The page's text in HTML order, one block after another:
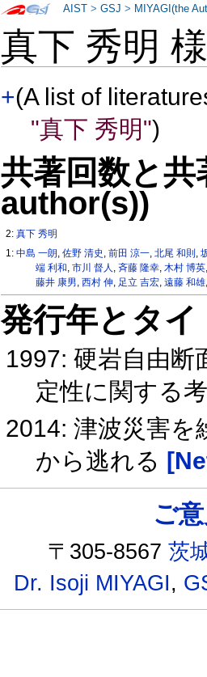
真下 秀明
+(A list of
"真下 秀明")
共著回数と
author(s))
2:真下 秀明
1:中島 一朗,佐野 清史 ,前田 涼一,北尾 和則 ,
端 利和, 市川 督人 , 斉藤 隆幸, 木村 博英,
藤井 康男, 西村 伸, 足立 吉宏, 遠藤 和雄,
発行年とタ
1997: 硬岩自由断
定性に関する
2014: 津波災害を
から逃れる
AIST >GSJ > MIYAGI(the
ご
〒305-8567茨
Dr. Isoji MIYAGI,